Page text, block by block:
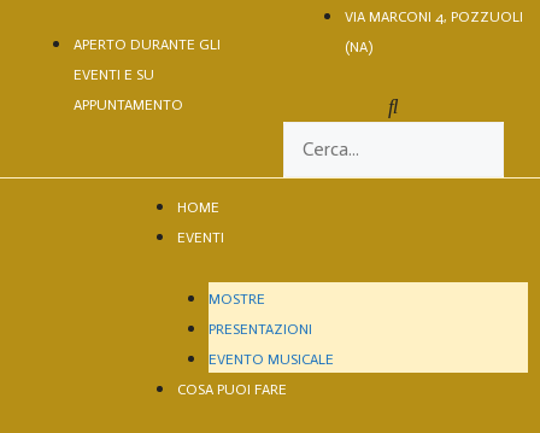
APERTO DURANTE GLI
EVENTI E SU
APPUNTAMENTO
VIA MARCONI 4, POZZUOLI
(NA)
HOME
EVENTI
MOSTRE
PRESENTAZIONI
EVENTO MUSICALE
COSA PUOI FARE